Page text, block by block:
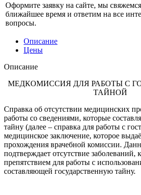
Оформите заявку на сайте, мы
ближайшее время и ответим на все
вопросы.
Описание
Цены
Описание
МЕДКОМИССИЯ ДЛЯ РАБОТЫ С
ТАЙНОЙ
Справка об отсутствии медицинских
работы со сведениями, которые
тайну (далее – справка для работы с
медицинское заключение, которое
прохождения врачебной комиссии.
подтверждает отсутствие заболеваний,
препятствием для работы с
составляющей государственную тайну.